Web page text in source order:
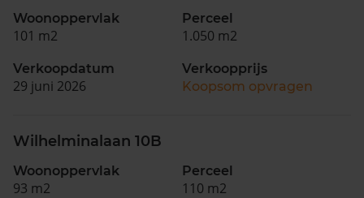
Woonoppervlak
101 m2
Perceel
1.050 m2
Verkoopdatum
29 juni 2026
Verkoopprijs
Koopsom opvragen
Wilhelminalaan 10B
Woonoppervlak
93 m2
Perceel
110 m2